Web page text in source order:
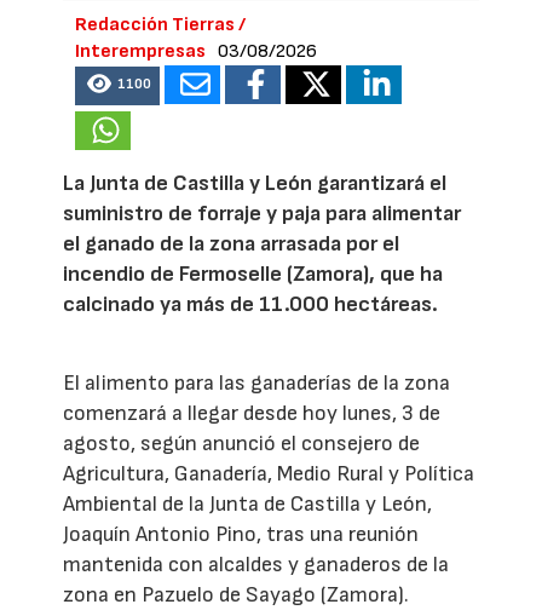
Redacción Tierras /
Interempresas
03/08/2026
1100
La Junta de Castilla y León garantizará el
suministro de forraje y paja para alimentar
el ganado de la zona arrasada por el
incendio de Fermoselle (Zamora), que ha
calcinado ya más de 11.000 hectáreas.
El alimento para las ganaderías de la zona
comenzará a llegar desde hoy lunes, 3 de
agosto, según anunció el consejero de
Agricultura, Ganadería, Medio Rural y Política
Ambiental de la Junta de Castilla y León,
Joaquín Antonio Pino, tras una reunión
mantenida con alcaldes y ganaderos de la
zona en Pazuelo de Sayago (Zamora).